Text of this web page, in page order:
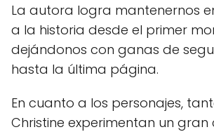
La autora logra mantenernos
a la historia desde el primer
dejándonos con ganas de
hasta la última página.
En cuanto a los personajes,
Christine experimentan un gran